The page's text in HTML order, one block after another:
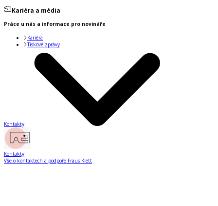
Kariéra a média
Práce u nás a informace pro novináře
Kariéra
Tiskové zprávy
Kontakty
Kontakty
Vše o kontaktech a podpoře Fraus Klett